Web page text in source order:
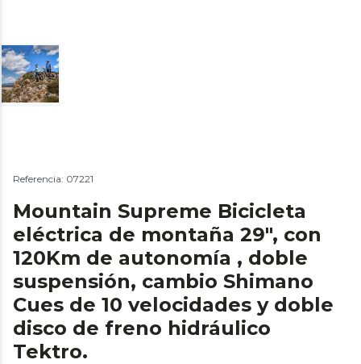
Referencia: 07221
Mountain Supreme Bicicleta
eléctrica de montaña 29", con
120Km de autonomía , doble
suspensión, cambio Shimano
Cues de 10 velocidades y doble
disco de freno hidráulico
Tektro.